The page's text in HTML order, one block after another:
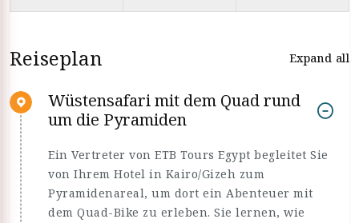
Reiseplan Expand all
Wüstensafari mit dem Quad rund
um die Pyramiden
Ein Vertreter von ETB Tours Egypt begleitet Sie
von Ihrem Hotel in Kairo/Gizeh zum
Pyramidenareal, um dort ein Abenteuer mit
dem Quad-Bike zu erleben. Sie lernen, wie